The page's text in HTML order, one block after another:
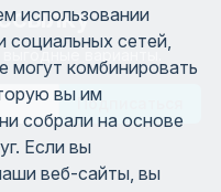
варианты.
использовании
социальных сетей,
могут комбинировать
вы им
собрали на основе
Если вы
веб-сайты, вы